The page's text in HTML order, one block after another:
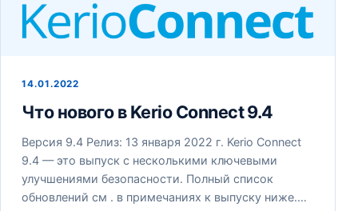
14.01.2022
Что нового в Kerio Connect 9.4
Версия 9.4 Релиз: 13 января 2022 г. Kerio Connect
9.4 — это выпуск с несколькими ключевыми
улучшениями безопасности. Полный список
обновлений см . в примечаниях к выпуску ниже.…